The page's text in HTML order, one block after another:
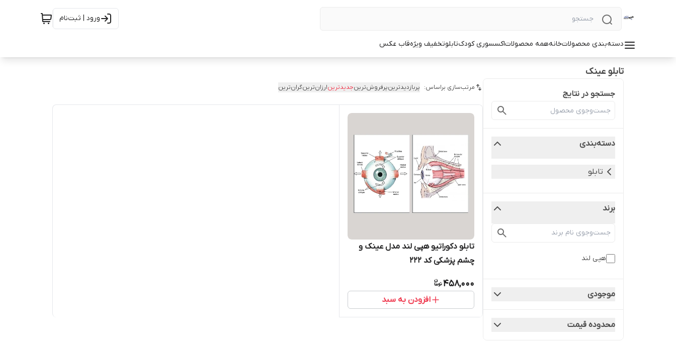
ورود | ثبت‌نام
دسته‌بندی محصولاتخانههمه محصولاتاکسسوری کودکتابلوتخفیف ویژهقاب عکس
تابلو عینک
جستجو در نتایج
دسته‌بندی
تابلو
برند
هپی لند
موجودی
محدوده قیمت
مرتب‌سازی براساس: پربازدیدترینپرفروش‌ترینجدیدترینارزان‌ترینگران‌ترین
تابلو دکوراتیو هپی لند مدل عینک و
چشم پزشکی کد 222
458,000
افزودن به سبد